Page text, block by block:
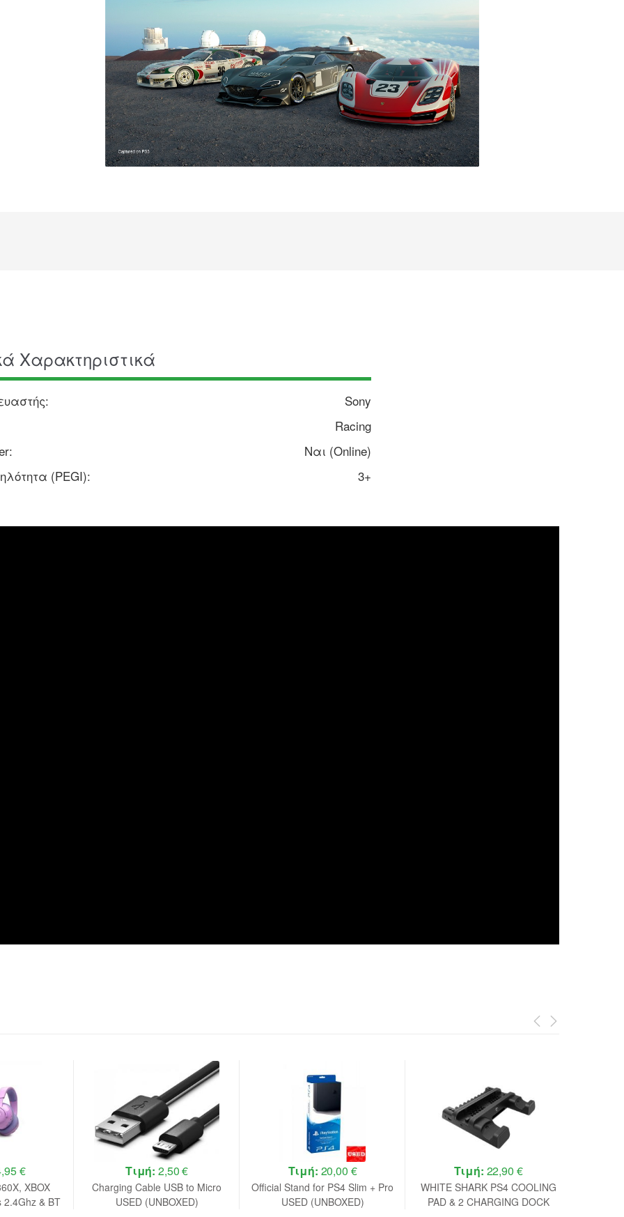
Χαρακτηριστικά
Sony
Racing
Ναι (Online)
(PEGI):
3+
€
XBOX
2.4Ghz & BT
Τιμή: 2,50 €
Charging Cable USB to Micro
USED (UNBOXED)
Τιμή: 20,00 €
Official Stand for PS4 Slim + Pro
USED (UNBOXED)
Τιμή: 22,90 €
WHITE SHARK PS4 COOLING
PAD & 2 CHARGING DOCK